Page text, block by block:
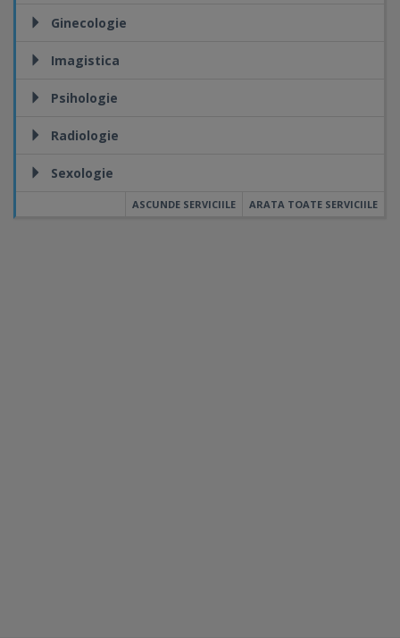
Ginecologie
Imagistica
Psihologie
Radiologie
Sexologie
ARATA TOATE SERVICIILE
ASCUNDE SERVICIILE